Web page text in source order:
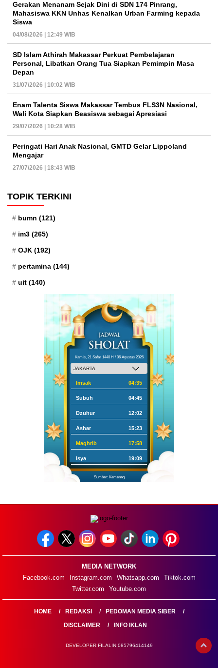
Gerakan Menanam Sejak Dini di SDN 174 Pinrang,
Mahasiswa KKN Unhas Kenalkan Urban Farming kepada
Siswa
04/08/2026 | 12:49 WIB
SD Islam Athirah Makassar Perkuat Pembelajaran
Personal, Libatkan Orang Tua Siapkan Pemimpin Masa
Depan
31/07/2026 | 10:02 WIB
Enam Talenta Siswa Makassar Tembus FLS3N Nasional,
Wali Kota Siapkan Beasiswa sebagai Apresiasi
29/07/2026 | 10:28 WIB
Peringati Hari Anak Nasional, GMTD Gelar Lippoland
Mengajar
27/07/2026 | 18:43 WIB
TOPIK TERKINI
bumn (121)
im3 (265)
OJK (192)
pertamina (144)
uit (140)
Kamis, 21 Safar 1448 H / 06 Agustus 2026
Imsak 04:35
Subuh 04:45
Dzuhur 12:02
Ashar 15:23
Maghrib 17:58
Isya 19:09
Sumber: Kemenag
MEDIA NETWORK
Facebook.com
Instagram.com Whatsapp.com
Tiktok.com
Twitter.com
Youtube.com
HOME REDAKSI
PEDOMAN MEDIA SIBER
DISCLAIMER
INFO IKLAN
DEVELOPER FILALIN 085796414149